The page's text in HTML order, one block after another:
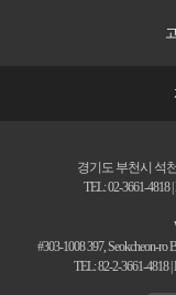
경기도 부천시 석
TEL: 02-3661-4818
#303-1008 397, Seokcheon-ro
TEL: 82-2-3661-4818